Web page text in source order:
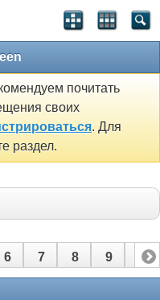
почитать
своих
. Для
раздел.
6 7 8 9 10